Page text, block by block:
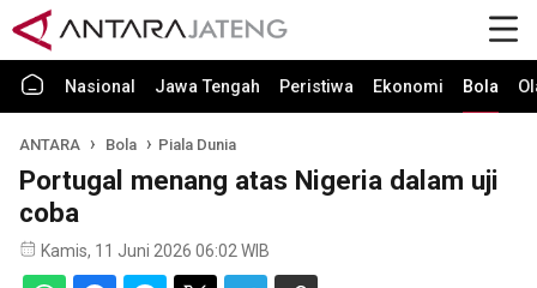
Nasional Jawa Tengah Peristiwa Ekonomi Bola
ANTARA Bola Piala Dunia
Portugal menang atas Nigeria dalam uji
coba
Kamis, 11 Juni 2026 06:02 WIB